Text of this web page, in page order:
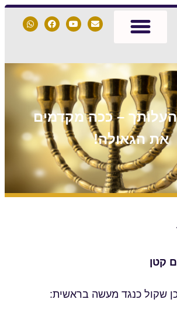
– ככה מקדמים
את הגאולה!
קטן
שקול כנגד מעשה בראשית: